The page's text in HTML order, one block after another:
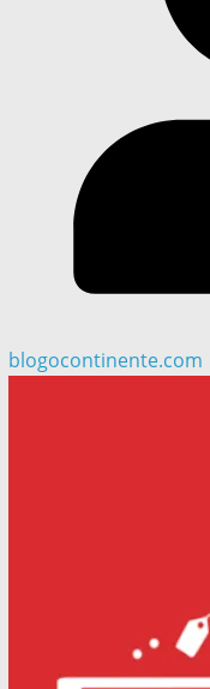
blogocontinente.com